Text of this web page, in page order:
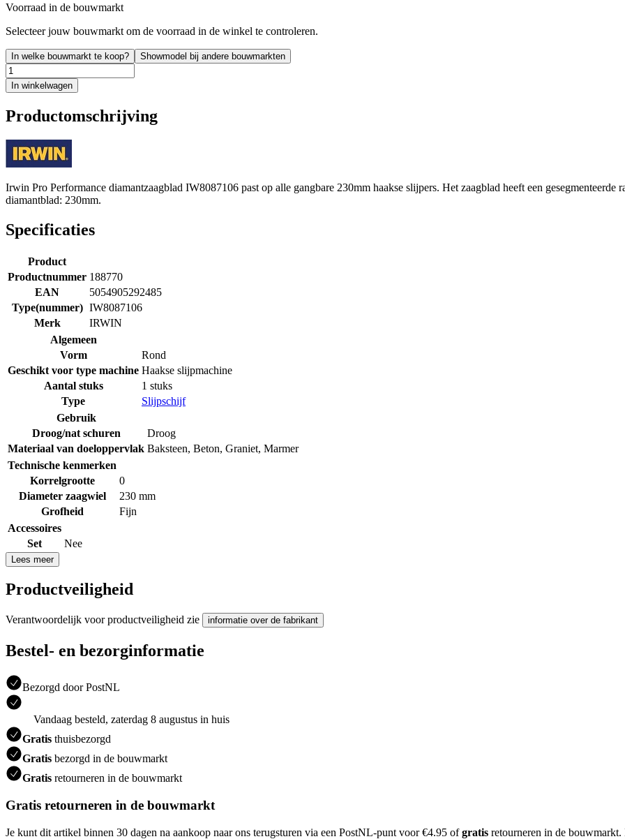
Voorraad in de bouwmarkt
Selecteer jouw bouwmarkt om de voorraad in de winkel te controleren.
In welke bouwmarkt te koop? Showmodel bij andere bouwmarkten
In winkelwagen
Productomschrijving
Irwin Pro Performance diamantzaagblad IW8087106 past op alle gangbare 230mm haakse slijpers. Het zaagblad heeft een
diamantblad: 230mm.
Specificaties
Product
Productnummer 188770
EAN
5054905292485
Type(nummer) IW8087106
Merk
IRWIN
Algemeen
Vorm
Rond
Geschikt voor type machine Haakse slijpmachine
Aantal stuks
1 stuks
Type
Slijpschijf
Gebruik
Droog/nat schuren
Droog
Materiaal van doeloppervlak Baksteen, Beton, Graniet, Marmer
Technische kenmerken
Korrelgrootte
0
Diameter zaagwiel
230 mm
Grofheid
Fijn
Accessoires
Set
Nee
Lees meer
Productveiligheid
Verantwoordelijk voor productveiligheid zie informatie over de fabrikant
Bestel- en bezorginformatie
Bezorgd door PostNL
Vandaag besteld, zaterdag 8 augustus in huis
Gratis thuisbezorgd
Gratis bezorgd in de bouwmarkt
Gratis retourneren in de bouwmarkt
Gratis retourneren in de bouwmarkt
Je kunt dit artikel binnen 30 dagen na aankoop naar ons terugsturen via een PostNL-punt voor €4.95 ofgratis retourneren in de